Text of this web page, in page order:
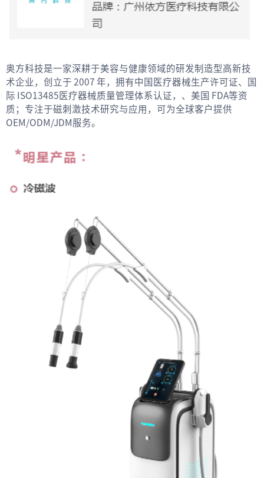
奥方科技是一家深耕于美容与健康领域的研发制造型高新技
术企业，创立于 2007 年，拥有中国医疗器械生产许可证、国
际 ISO13485医疗器械质量管理体系认证，、美国 FDA等资
质；专注于磁刺激技术研究与应用，可为全球客户提供
OEM/ODM/JDM服务。